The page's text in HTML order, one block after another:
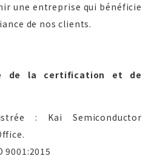
de renseignements
une entreprise qui bénéficie
de nos clients.
de la certification et de
: Kai Semiconductor
9001:2015